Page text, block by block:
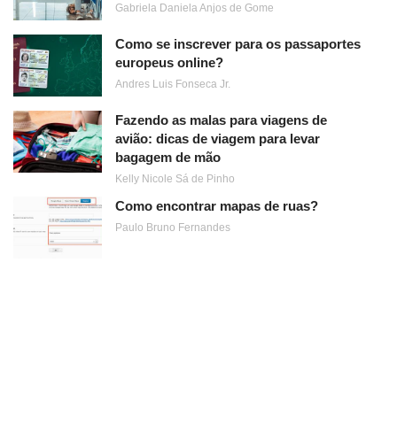
Gabriela Daniela Anjos de Gome
Como se inscrever para os passaportes
europeus online?
Andres Luis Fonseca Jr.
Fazendo as malas para viagens de
avião: dicas de viagem para levar
bagagem de mão
Kelly Nicole Sá de Pinho
Como encontrar mapas de ruas?
Paulo Bruno Fernandes